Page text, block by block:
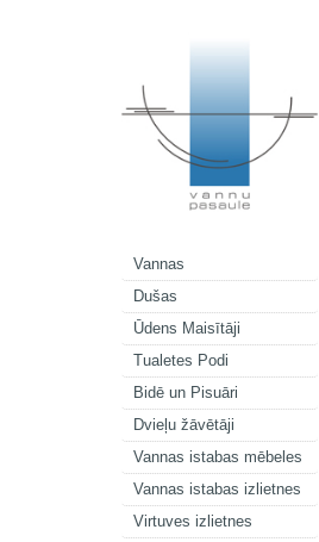
Vannas
Dušas
Ūdens Maisītāji
Tualetes Podi
Bidē un Pisuāri
Dvieļu žāvētāji
Vannas istabas mēbeles
Vannas istabas izlietnes
Virtuves izlietnes